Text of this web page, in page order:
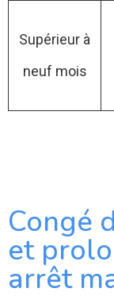
Supérieur à
neuf mois
Congé
et
arrêt